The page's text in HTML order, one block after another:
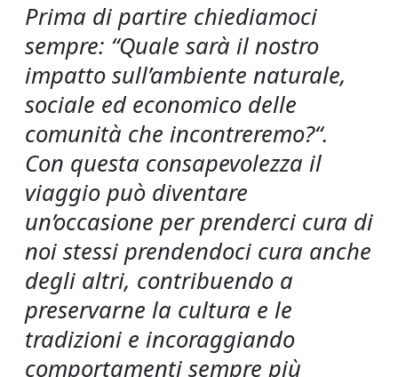
Prima di partire chiediamoci
sempre: “Quale sarà il nostro
impatto sull’ambiente naturale,
sociale ed economico delle
comunità che incontreremo?“.
Con questa consapevolezza il
viaggio può diventare
un’occasione per prenderci cura di
noi stessi prendendoci cura anche
degli altri, contribuendo a
preservarne la cultura e le
tradizioni e incoraggiando
comportamenti sempre più